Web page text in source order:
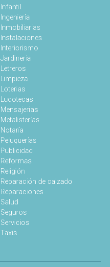
Infantil
Ingeniería
Inmobiliarias
Instalaciones
Interiorismo
Jardineria
Letreros
Limpieza
Loterias
Ludotecas
Mensajerias
Metalisterías
Notaría
Peluquerías
Publicidad
Reformas
Religión
Reparación de calzado
Reparaciones
Salud
Seguros
Servicios
Taxis